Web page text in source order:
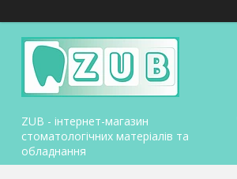
ZUB - інтернет-магазин
стоматологічних матеріалів та
обладнання